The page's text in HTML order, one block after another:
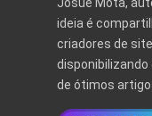
ideia é
criadores de
de ótimos